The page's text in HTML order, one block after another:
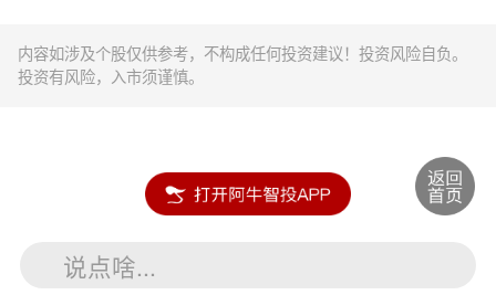
内容如涉及个股仅供参考，不构成任何投资建议！投资风险自负。
投资有风险，入市须谨慎。
说点啥...